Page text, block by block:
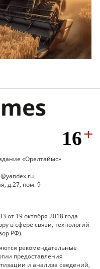
«Орелтаймс»
д.27, пом. 9
от 19 октября 2018 года
в сфере связи, технологий
РФ).
рекомендательные
предоставления
и анализа сведений,